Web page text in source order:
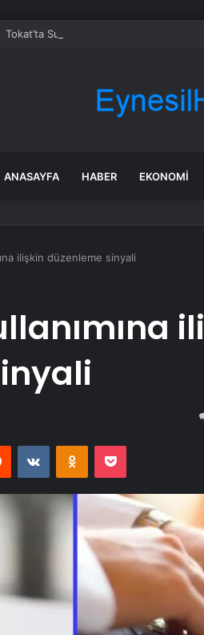
Tokat’ta Su Altında Kalan Mezarlık ve
ANASAYFA HABER EKONOMI
ilişkin düzenleme sinyali
Reddit VKontakteOdnoklassniki
Pocket